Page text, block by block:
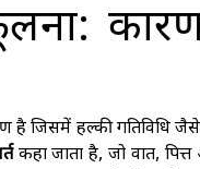
जिसमें हल्की गतिविधि
कहा जाता है, जो वात,